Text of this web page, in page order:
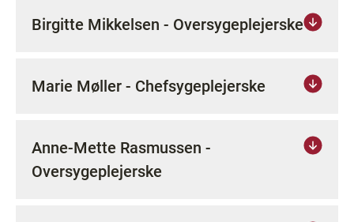
Birgitte Mikkelsen - Oversygeplejerske
Marie Møller - Chefsygeplejerske
Anne-Mette Rasmussen -
Oversygeplejerske